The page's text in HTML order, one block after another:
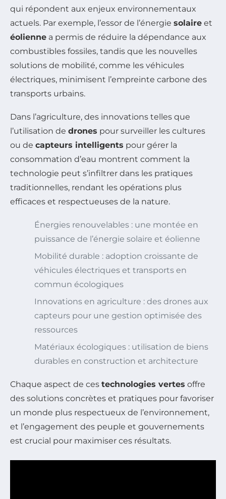
qui répondent aux enjeux environnementaux
actuels. Par exemple, l’essor de l’énergie solaire et
éolienne a permis de réduire la dépendance aux
combustibles fossiles, tandis que les nouvelles
solutions de mobilité, comme les véhicules
électriques, minimisent l’empreinte carbone des
transports urbains.
Dans l’agriculture, des innovations telles que
l’utilisation de drones pour surveiller les cultures
ou de capteurs intelligents pour gérer la
consommation d’eau montrent comment la
technologie peut s’infiltrer dans les pratiques
traditionnelles, rendant les opérations plus
efficaces et respectueuses de la nature.
Énergies renouvelables : une montée en
puissance de l’énergie solaire et éolienne
Mobilité durable : adoption croissante de
véhicules électriques et transports en
commun écologiques
Innovations en agriculture : des drones aux
capteurs pour une gestion optimisée des
ressources
Matériaux écologiques : utilisation de biens
durables en construction et architecture
Chaque aspect de ces technologies vertes offre
des solutions concrètes et pratiques pour favoriser
un monde plus respectueux de l’environnement,
et l’engagement des peuple et gouvernements
est crucial pour maximiser ces résultats.